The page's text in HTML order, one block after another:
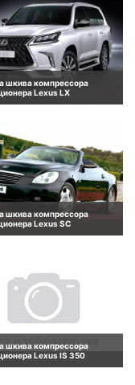
шкива компрессора
Lexus LX
шкива компрессора
Lexus SC
шкива компрессора
Lexus IS 350